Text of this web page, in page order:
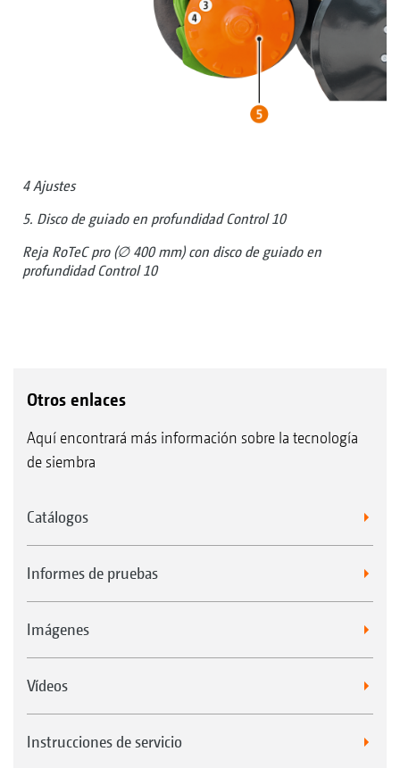
4 Ajustes
5. Disco de guiado en profundidad Control 10
Reja RoTeC pro (∅ 400 mm) con disco de guiado en
profundidad Control 10
Otros enlaces
Aquí encontrará más información sobre la tecnología
de siembra
Catálogos
Informes de pruebas
Imágenes
Vídeos
Instrucciones de servicio